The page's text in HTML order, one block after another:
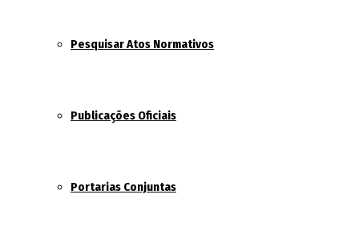
Pesquisar Atos Normativos
Publicações Oficiais
Portarias Conjuntas